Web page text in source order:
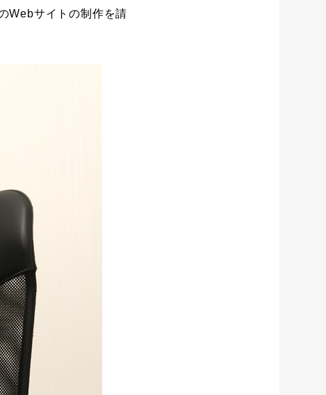
Webサイトの制作を請